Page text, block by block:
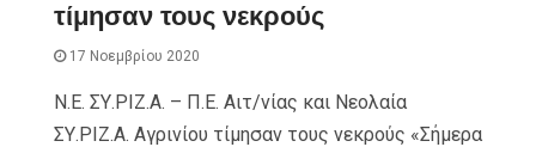
τίμησαν τους νεκρούς
17 Νοεμβρίου 2020
Ν.Ε. ΣΥ.ΡΙΖ.Α. – Π.Ε. Αιτ/νίας και Νεολαία
ΣΥ.ΡΙΖ.Α. Αγρινίου τίμησαν τους νεκρούς «Σήμερα